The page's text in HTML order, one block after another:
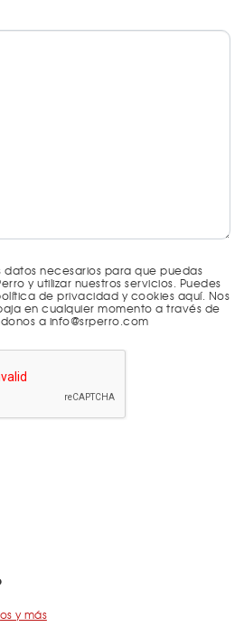
datos necesarios para que puedas
y utilizar nuestros servicios. Puedes
de privacidad y cookies aquí. Nos
en cualquier momento a través de
a info@srperro.com
y más